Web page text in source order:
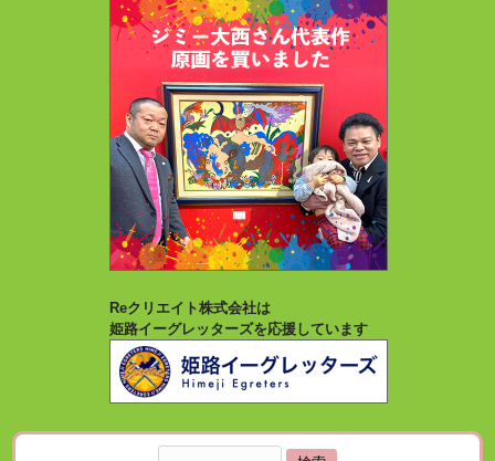
Reクリエイト株式会社は
姫路イーグレッターズを応援しています